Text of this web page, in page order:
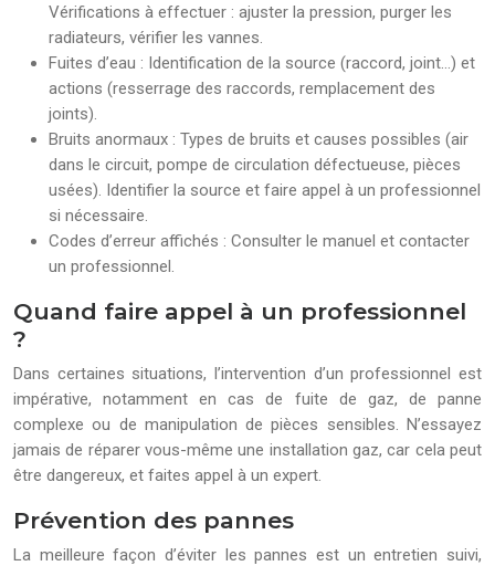
Vérifications à effectuer : ajuster la pression, purger les
radiateurs, vérifier les vannes.
Fuites d’eau : Identification de la source (raccord, joint…) et
actions (resserrage des raccords, remplacement des
joints).
Bruits anormaux : Types de bruits et causes possibles (air
dans le circuit, pompe de circulation défectueuse, pièces
usées). Identifier la source et faire appel à un professionnel
si nécessaire.
Codes d’erreur affichés : Consulter le manuel et contacter
un professionnel.
Quand faire appel à un professionnel
?
Dans certaines situations, l’intervention d’un professionnel est
impérative, notamment en cas de fuite de gaz, de panne
complexe ou de manipulation de pièces sensibles. N’essayez
jamais de réparer vous-même une installation gaz, car cela peut
être dangereux, et faites appel à un expert.
Prévention des pannes
La meilleure façon d’éviter les pannes est un entretien suivi,